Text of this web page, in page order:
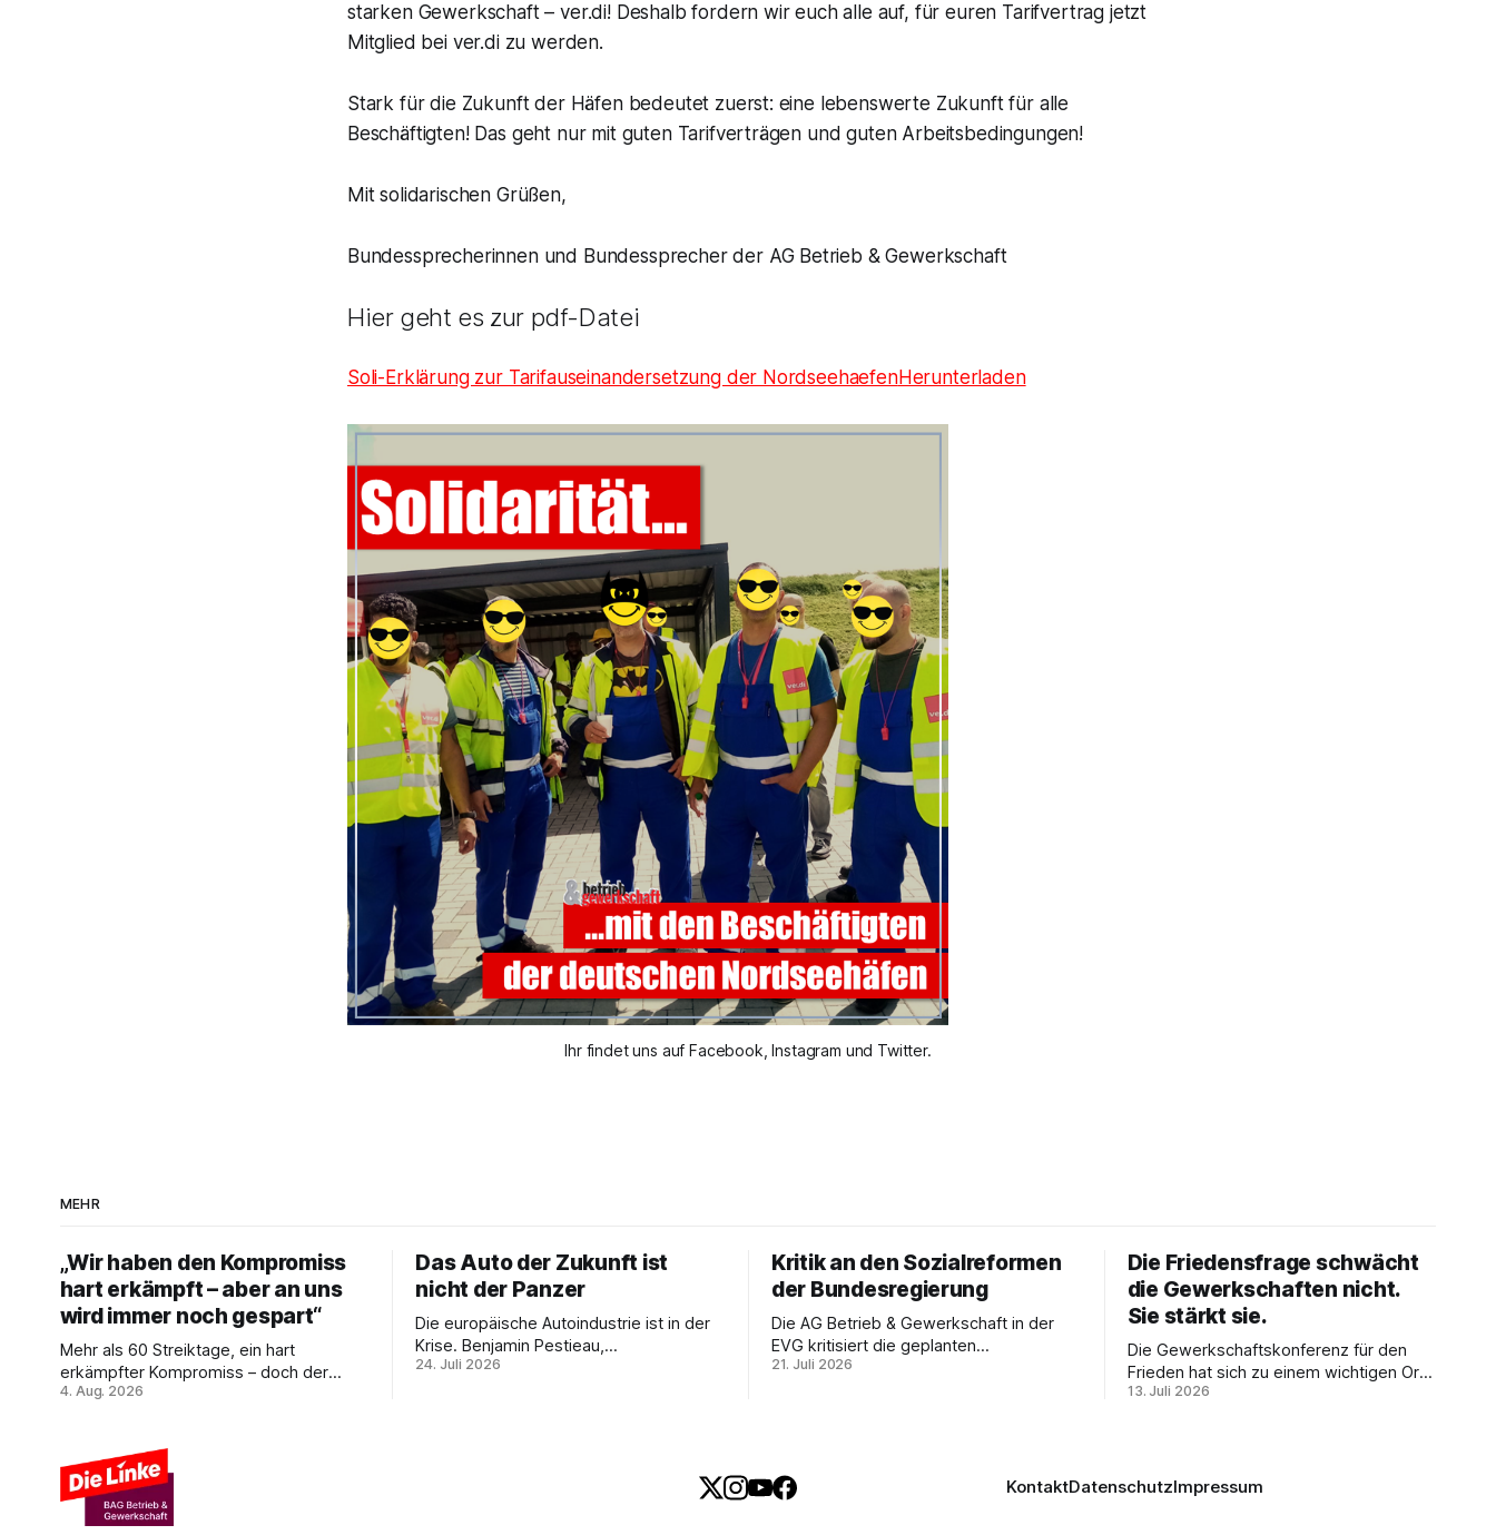
starken Gewerkschaft – ver.di! Deshalb fordern wir euch alle auf, für euren Tarifvertrag jetzt
Mitglied bei ver.di zu werden.
Stark für die Zukunft der Häfen bedeutet zuerst: eine lebenswerte Zukunft für alle
Beschäftigten! Das geht nur mit guten Tarifverträgen und guten Arbeitsbedingungen!
Mit solidarischen Grüßen,
Bundessprecherinnen und Bundessprecher der AG Betrieb & Gewerkschaft
Hier geht es zur pdf-Datei
Soli-Erklärung zur Tarifauseinandersetzung der NordseehaefenHerunterladen
Ihr findet uns auf Facebook, Instagram und Twitter.
MEHR
„Wir haben den Kompromiss
hart erkämpft – aber an uns
wird immer noch gespart“
Mehr als 60 Streiktage, ein hart
erkämpfter Kompromiss – doch der
Kampf um Gleichstellung der
Julia-C. Stange zieht Nicodem
Tomkowiak Bilanz des
Erzwingungsstreiks und formuliert klare
Erwartungen an die Politik.
4. Aug. 2026
Das Auto der Zukunft ist
nicht der Panzer
Die europäische Autoindustrie ist in der
Krise. Benjamin Pestieau,
stellvertretender Generalsekretär der
Interesse der Beschäftigten sein muss.
24. Juli 2026
Kritik an den Sozialreformen
der Bundesregierung
Die AG Betrieb & Gewerkschaft in der
EVG kritisiert die geplanten
Sozialreformen der Bundesregierung als
Widerstand gegen Sozialabbau.
21. Juli 2026
Die Friedensfrage schwächt
die Gewerkschaften nicht.
Sie stärkt sie.
Die Gewerkschaftskonferenz für den
Frieden hat sich zu einem wichtigen Ort
der innergewerkschaftlichen Debatte
weshalb die Militarisierung der
13. Juli 2026
KontaktDatenschutzImpressum